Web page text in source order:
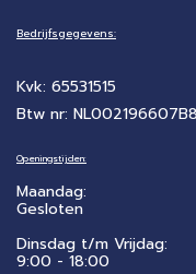
Bedrijfsgegevens:
Kvk: 65531515
Btw nr:
Openingstijden:
Maandag:
Gesloten
Dinsdag t/m Vrijdag:
9:00 - 18:00